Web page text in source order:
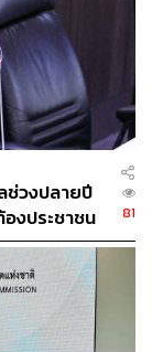
ดใหม่นั้น ตาม
ายุไม่ต่ำกว่า
ว่า 2 ปี นับถึงวัน
ใดข้อหนึ่ง ดัง
นนามพรรค
ริหารท้องถิ่นที่
ช่วงปลายปี
งประชาชน
81